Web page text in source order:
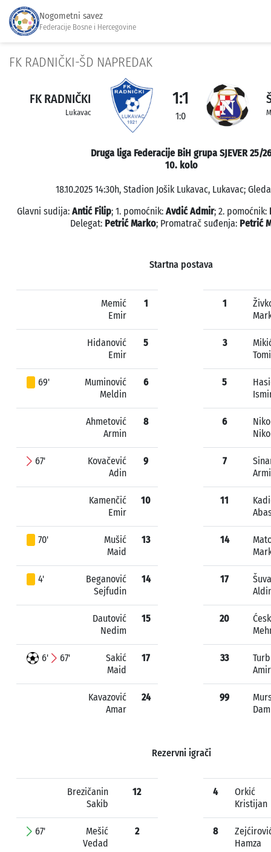
Nogometni savez
Federacije Bosne i Hercegovine
FK RADNIČKI-ŠD NAPREDAK
FK RADNIČKI
Lukavac
1:1
1:0
Druga liga Federacije BiH grupa SJEVER 25/26
10. kolo
18.10.2025 14:30h, Stadion Jošik Lukavac, Lukavac;
Glavni sudija: Antić Filip; 1. pomoćnik: Avdić Admir; 2. pomoćnik:
Delegat: Petrić Marko; Promatrač suđenja: Petrić
Startna postava
Memić
Emir
1
Hidanović
Emir
5
69'
Muminović
Meldin
6
Ahmetović
Armin
8
67'
Kovačević
Adin
9
Kamenčić
Emir
10
70'
Mušić
Maid
13
4'
Beganović
Sejfudin
14
Dautović
Nedim
15
6' 67'
Sakić
Maid
17
Kavazović
Amar
24
1
3
5
6
7
11
14
17
20
33
Amir
99
Rezervni igrači
Brezičanin
Sakib
12
67'
Mešić
Vedad
2
4
Orkić
Kristijan
8
Hamza